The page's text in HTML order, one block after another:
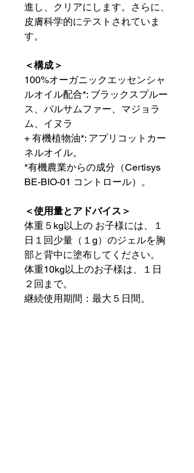
進し、クリアにします。さらに、
皮膚科学的にテストされていま
す。
＜構成＞
100%オーガニックエッセンシャ
ルオイル配合*: ブラックスプルー
ス、バルサムファー、マジョラ
ム、イヌラ
+ 有機植物油*: アプリコットカー
ネルオイル。
*有機農業からの成分（Certisys
BE-BIO-01 コントロール）。
＜使用量とアドバイス＞
体重５kg以上の お子様には、１
日１回少量（１g）のジェルを胸
部と背中に塗布してください。
体重10kg以上のお子様は、１日
２回まで。
継続使用期間：最大５日間。